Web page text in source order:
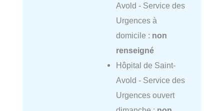
Avold - Service des
Urgences à
domicile : non
renseigné
Hôpital de Saint-
Avold - Service des
Urgences ouvert